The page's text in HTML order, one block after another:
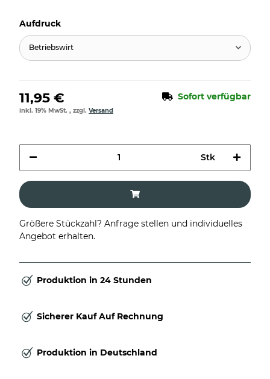
Aufdruck
Betriebswirt
11,95 € Sofort verfügbar
inkl. 19% MwSt. , zzgl. Versand
Stk
Größere Stückzahl? Anfrage stellen und individuelles
Angebot erhalten.
Produktion in 24 Stunden
Sicherer Kauf Auf Rechnung
Produktion in Deutschland